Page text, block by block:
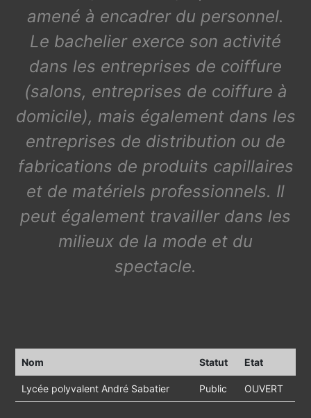
amené à encadrer du personnel.
Le bachelier exerce son activité
dans les entreprises de coiffure
(salons, entreprises de coiffure à
domicile), mais également dans les
entreprises de distribution ou de
fabrications de produits capillaires
et de matériels professionnels. Il
peut également travailler dans les
milieux de la mode et du
spectacle.
Nom Statut Etat
Lycée polyvalent André Sabatier Public OUVERT